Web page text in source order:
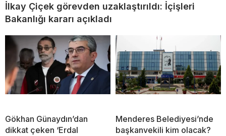
İlkay Çiçek görevden uzaklaştırıldı: İçişleri
Bakanlığı kararı açıkladı
Gökhan Günaydın’dan
dikkat çeken ‘Erdal
Menderes Belediyesi’nde
başkanvekili kim olacak?